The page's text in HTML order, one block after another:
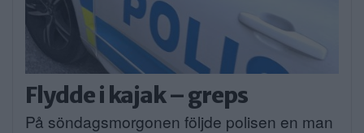
Flydde i kajak – greps
På söndagsmorgonen följde polisen en man